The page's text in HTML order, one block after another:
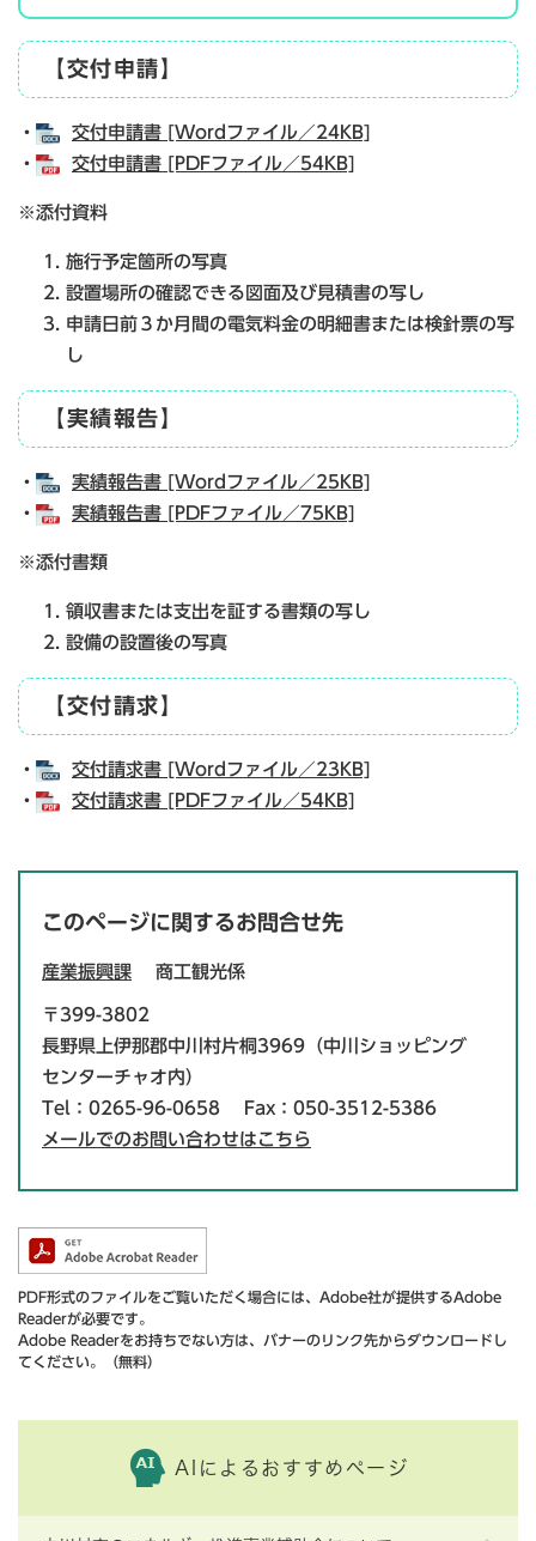
【交付申請】
・
交付申請書 [Wordファイル／24KB]
・
交付申請書 [PDFファイル／54KB]
※添付資料
施行予定箇所の写真
設置場所の確認できる図面及び見積書の写し
申請日前３か月間の電気料金の明細書または検針票の写
し
【実績報告】
・
実績報告書 [Wordファイル／25KB]
・
実績報告書 [PDFファイル／75KB]
※添付書類
領収書または支出を証する書類の写し
設備の設置後の写真
【交付請求】
・
交付請求書 [Wordファイル／23KB]
・
交付請求書 [PDFファイル／54KB]
このページに関するお問合せ先
産業振興課 商工観光係
〒399-3802
長野県上伊那郡中川村片桐3969（中川ショッピング
センターチャオ内）
Tel：0265-96-0658
Fax：050-3512-5386
メールでのお問い合わせはこちら
PDF形式のファイルをご覧いただく場合には、Adobe社が提供するAdobe
Readerが必要です。
Adobe Readerをお持ちでない方は、バナーのリンク先からダウンロードし
てください。（無料）
AIによるおすすめページ